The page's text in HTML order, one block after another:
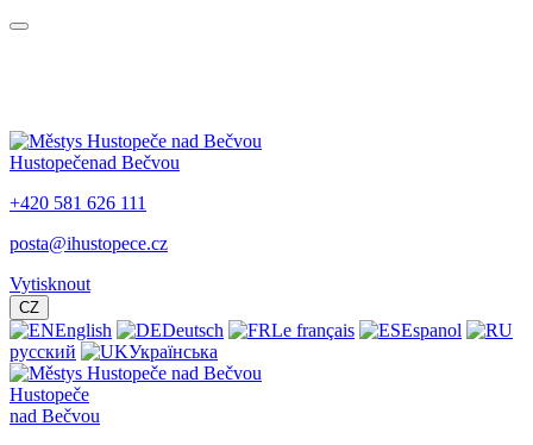
Hustopečenad Bečvou
+420 581 626 111
posta@ihustopece.cz
Vytisknout
CZ
English Deutsch Le français
Espanol
русский
Українська
Hustopeče
nad Bečvou